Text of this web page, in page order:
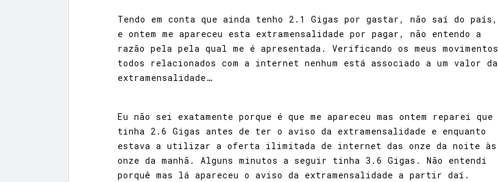
Tendo em conta que ainda tenho 2.1 Gigas por gastar, não saí do país,
e ontem me apareceu esta extramensalidade por pagar, não entendo a
razão pela pela qual me é apresentada. Verificando os meus movimentos
todos relacionados com a internet nenhum está associado a um valor da
extramensalidade…
Eu não sei exatamente porque é que me apareceu mas ontem reparei que
tinha 2.6 Gigas antes de ter o aviso da extramensalidade e enquanto
estava a utilizar a oferta ilimitada de internet das onze da noite às
onze da manhã. Alguns minutos a seguir tinha 3.6 Gigas. Não entendi
porquê mas lá apareceu o aviso da extramensalidade a partir daí.